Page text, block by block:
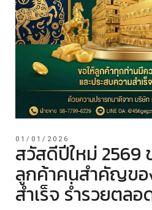
01/01/2026
สวัสดีปีใหม่ 2569
ลูกค้าคนสำคัญขอ
สำเร็จ ร่ำรวยตลอ